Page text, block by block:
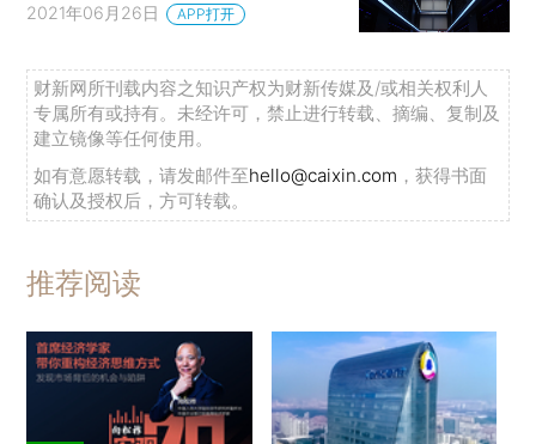
2021年06月26日 APP打开
财新网所刊载内容之知识产权为财新传媒及/或相关权利人
专属所有或持有。未经许可，禁止进行转载、摘编、复制及
建立镜像等任何使用。
如有意愿转载，请发邮件至hello@caixin.com ，获得书面
确认及授权后，方可转载。
推荐阅读